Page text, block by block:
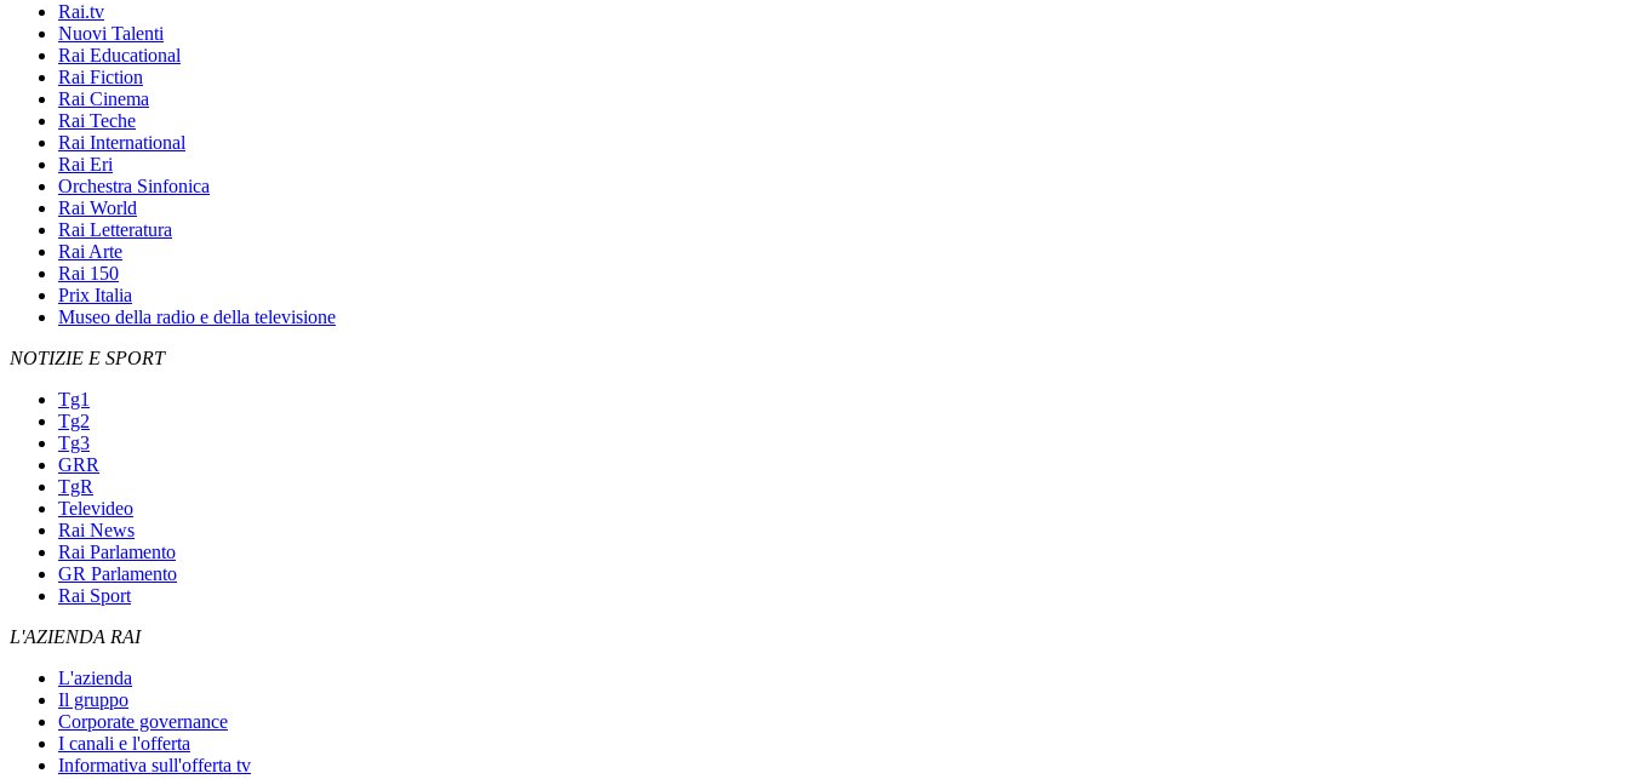
Rai.tv
Nuovi Talenti
Rai Educational
Rai Fiction
Rai Cinema
Rai Teche
Rai International
Rai Eri
Orchestra Sinfonica
Rai World
Rai Letteratura
Rai Arte
Rai 150
Prix Italia
Museo della radio e della televisione
NOTIZIE E SPORT
Tg1
Tg2
Tg3
GRR
TgR
Televideo
Rai News
Rai Parlamento
GR Parlamento
Rai Sport
L'AZIENDA RAI
L'azienda
Il gruppo
Corporate governance
I canali e l'offerta
Informativa sull'offerta tv